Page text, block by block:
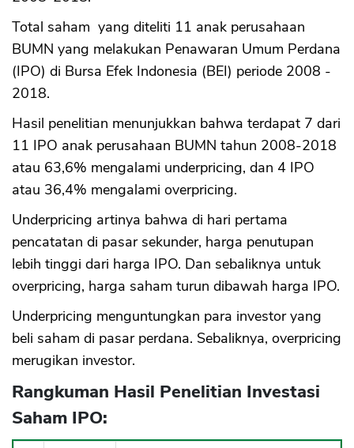
Total saham yang diteliti 11 anak perusahaan
BUMN yang melakukan Penawaran Umum Perdana
(IPO) di Bursa Efek Indonesia (BEI) periode 2008 -
2018.
Hasil penelitian menunjukkan bahwa terdapat 7 dari
11 IPO anak perusahaan BUMN tahun 2008-2018
atau 63,6% mengalami underpricing, dan 4 IPO
atau 36,4% mengalami overpricing.
Underpricing artinya bahwa di hari pertama
pencatatan di pasar sekunder, harga penutupan
lebih tinggi dari harga IPO. Dan sebaliknya untuk
overpricing, harga saham turun dibawah harga IPO.
Underpricing menguntungkan para investor yang
beli saham di pasar perdana. Sebaliknya, overpricing
merugikan investor.
Rangkuman Hasil Penelitian Investasi
Saham IPO: